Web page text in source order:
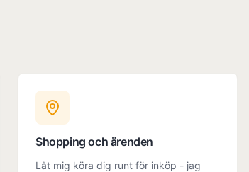
Shopping och ärenden
Låt mig köra dig runt för inköp - jag